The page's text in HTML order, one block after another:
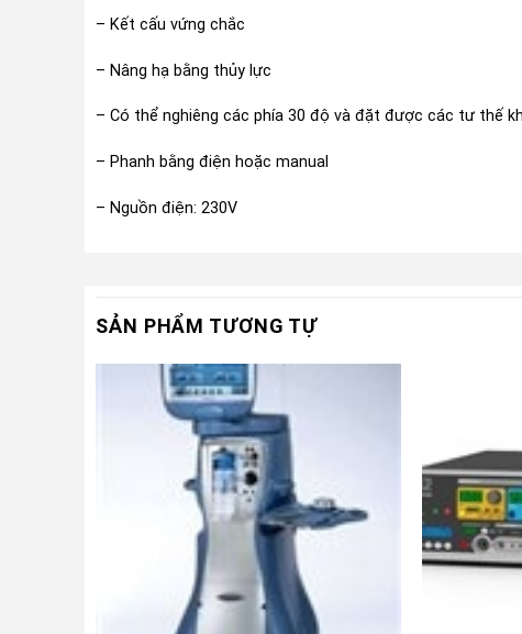
– Kết cấu vứng chắc
– Nâng hạ bằng thủy lực
– Có thể nghiêng các phía 30 độ và đặt được các tư thế
– Phanh bằng điện hoặc manual
– Nguồn điện: 230V
SẢN PHẨM TƯƠNG TỰ